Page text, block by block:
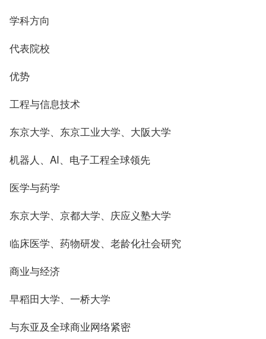
学科方向
代表院校
优势
工程与信息技术
东京大学、东京工业大学、大阪大学
机器人、AI、电子工程全球领先
医学与药学
东京大学、京都大学、庆应义塾大学
临床医学、药物研发、老龄化社会研究
商业与经济
早稻田大学、一桥大学
与东亚及全球商业网络紧密